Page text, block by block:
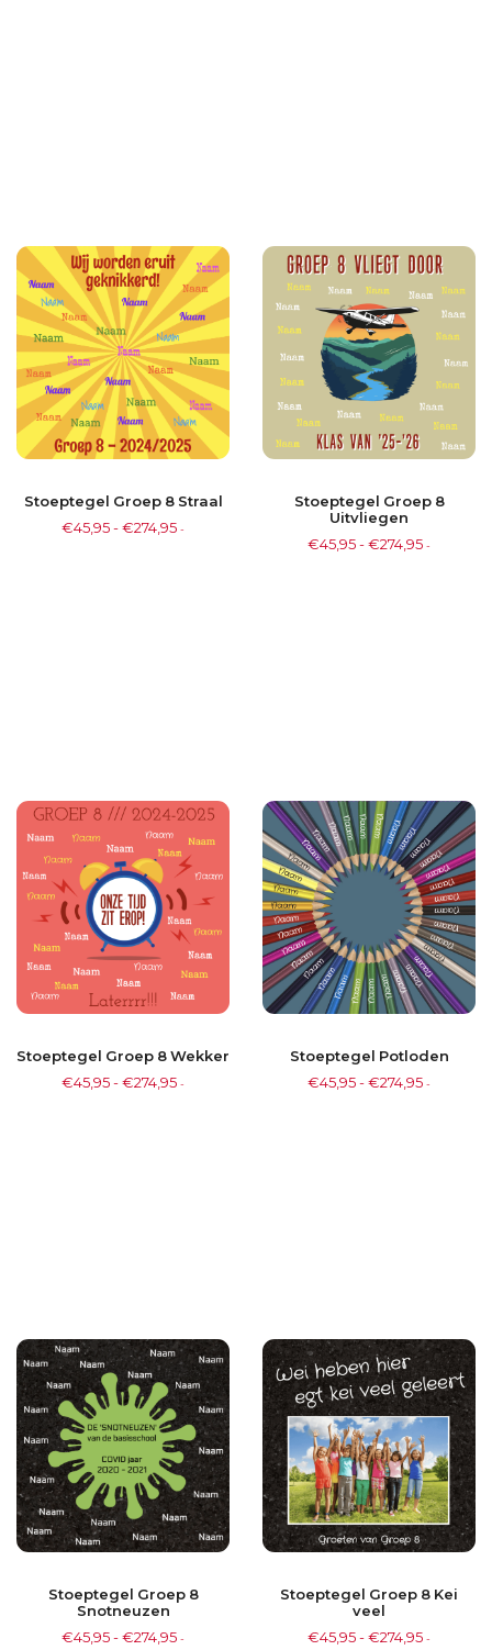
Stoeptegel Groep 8 Straal
€45,95-€274,95 -
Stoeptegel Groep 8
Uitvliegen
€45,95-€274,95 -
Stoeptegel Groep 8 Wekker
€45,95-€274,95 -
Stoeptegel Potloden
€45,95-€274,95 -
Stoeptegel Groep 8
Snotneuzen
€45,95-€274,95 -
Stoeptegel Groep 8 Kei
veel
€45,95-€274,95 -